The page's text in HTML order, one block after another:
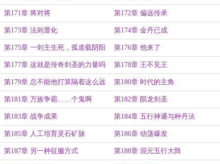
第171章 将对将 第172章 偏远传承
第173章 法则显化 第174章 金丹已成
第175章 一剑主生死，孤道载阴阳 第176章 他来了
第177章 这就是传奇剑圣的力量吗 第178章 王不见王
第179章 总不能他打算隔着这么远
杀死艾萨克吧？
第180章 时代的主角
第181章 万族争霸……个鬼啊 第182章 陨龙剑圣
第183章 战争成果 第184章 五行神通与种丹法
第185章 人工培育灵石矿脉 第186章 动荡爆发
第187章 另一种征服方式 第188章 混元五行大阵